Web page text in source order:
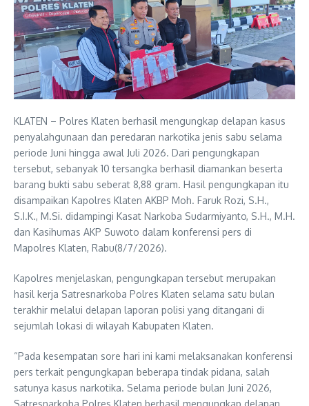
KLATEN – Polres Klaten berhasil mengungkap delapan kasus
penyalahgunaan dan peredaran narkotika jenis sabu selama
periode Juni hingga awal Juli 2026. Dari pengungkapan
tersebut, sebanyak 10 tersangka berhasil diamankan beserta
barang bukti sabu seberat 8,88 gram. Hasil pengungkapan itu
disampaikan Kapolres Klaten AKBP Moh. Faruk Rozi, S.H.,
S.I.K., M.Si. didampingi Kasat Narkoba Sudarmiyanto, S.H., M.H.
dan Kasihumas AKP Suwoto dalam konferensi pers di
Mapolres Klaten, Rabu(8/7/2026).
Kapolres menjelaskan, pengungkapan tersebut merupakan
hasil kerja Satresnarkoba Polres Klaten selama satu bulan
terakhir melalui delapan laporan polisi yang ditangani di
sejumlah lokasi di wilayah Kabupaten Klaten.
“Pada kesempatan sore hari ini kami melaksanakan konferensi
pers terkait pengungkapan beberapa tindak pidana, salah
satunya kasus narkotika. Selama periode bulan Juni 2026,
Satresnarkoba Polres Klaten berhasil mengungkap delapan